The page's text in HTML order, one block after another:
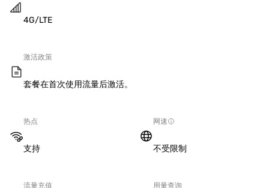
4G/LTE
激活政策
套餐在首次使用流量后激活。
热点
支持
网速
不受限制
流量充值 用量查询